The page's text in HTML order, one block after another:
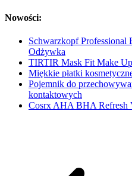
Nowości:
Schwarzkopf Professional
Odżywka
TIRTIR Mask Fit Make
Miękkie płatki
Pojemnik do
kontaktowych
Cosrx AHA BHA Refresh